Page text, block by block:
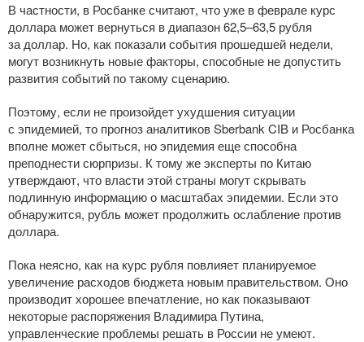
В частности, в Росбанке считают, что уже в феврале курс
доллара может вернуться в диапазон 62,5–63,5 рубля
за доллар. Но, как показали события прошедшей недели,
могут возникнуть новые факторы, способные не допустить
развития событий по такому сценарию.
Поэтому, если не произойдет ухудшения ситуации
с эпидемией, то прогноз аналитиков Sberbank CIB и Росбанка
вполне может сбыться, но эпидемия еще способна
преподнести сюрпризы. К тому же эксперты по Китаю
утверждают, что власти этой страны могут скрывать
подлинную информацию о масштабах эпидемии. Если это
обнаружится, рубль может продолжить ослабление против
доллара.
Пока неясно, как на курс рубля повлияет планируемое
увеличение расходов бюджета новым правительством. Оно
производит хорошее впечатление, но как показывают
некоторые распоряжения Владимира Путина,
управленческие проблемы решать в России не умеют.